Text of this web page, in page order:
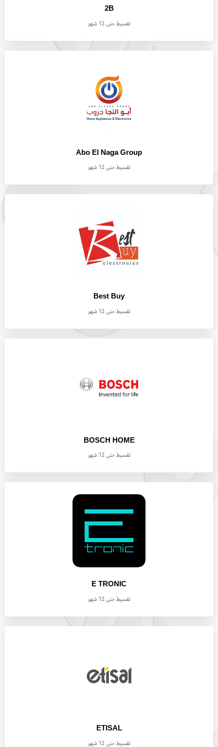
2B
تقسيط حتى 12 شهر
Abo El Naga Group
تقسيط حتى 12 شهر
Best Buy
تقسيط حتى 12 شهر
BOSCH HOME
تقسيط حتى 12 شهر
E TRONIC
تقسيط حتى 12 شهر
ETISAL
تقسيط حتى 12 شهر